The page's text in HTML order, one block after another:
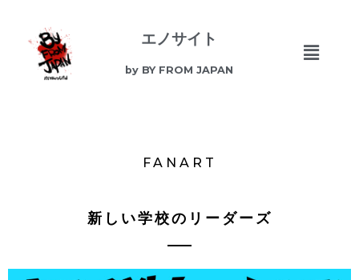
エノサイト
by BY FROM JAPAN
FANART
新しい学校のリーダーズ